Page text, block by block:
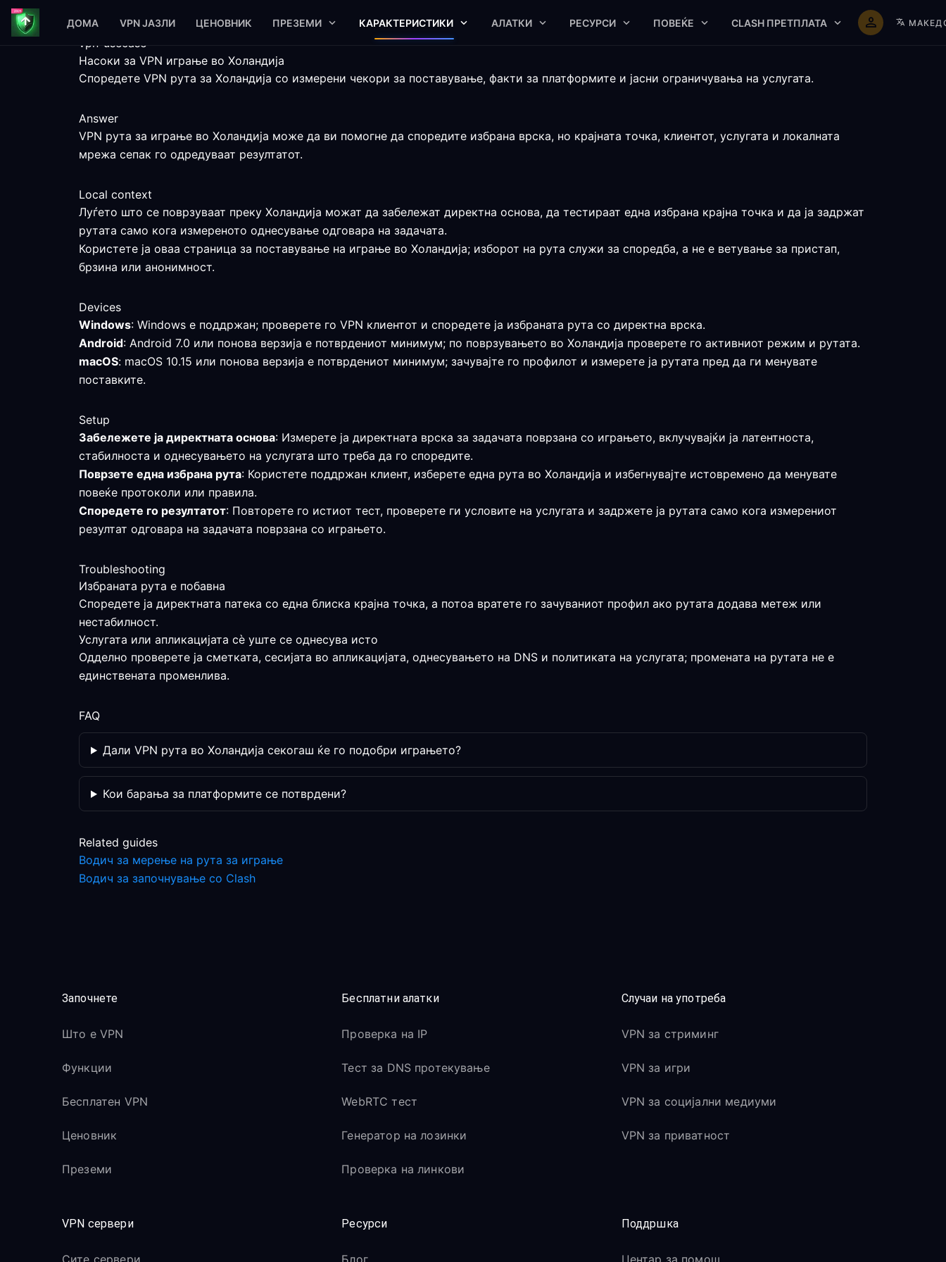
ДОМА VPN ЈАЗЛИ ЦЕНОВНИК ПРЕЗЕМИ КАРАКТЕРИСТИКИ АЛАТКИ РЕСУРСИ ПОВЕЌЕ CLASH ПРЕТПЛАТА
vpn-usecase
Насоки за VPN играње во Холандија
Споредете VPN рута за Холандија со измерени чекори за поставување, факти за платформите и јасни ограничувања на услугата.
Answer
VPN рута за играње во Холандија може да ви помогне да споредите избрана врска, но крајната точка, клиентот, услугата и локалната
мрежа сепак го одредуваат резултатот.
Local context
Луѓето што се поврзуваат преку Холандија можат да забележат директна основа, да тестираат една избрана крајна точка и да ја задржат
рутата само кога измереното однесување одговара на задачата.
Користете ја оваа страница за поставување на играње во Холандија; изборот на рута служи за споредба, а не е ветување за пристап,
брзина или анонимност.
Devices
Windows: Windows е поддржан; проверете го VPN клиентот и споредете ја избраната рута со директна врска.
Android: Android 7.0 или понова верзија е потврдениот минимум; по поврзувањето во Холандија проверете го активниот режим и рутата.
macOS: macOS 10.15 или понова верзија е потврдениот минимум; зачувајте го профилот и измерете ја рутата пред да ги менувате
поставките.
Setup
Забележете ја директната основа: Измерете ја директната врска за задачата поврзана со играњето, вклучувајќи ја латентноста,
стабилноста и однесувањето на услугата што треба да го споредите.
Поврзете една избрана рута: Користете поддржан клиент, изберете една рута во Холандија и избегнувајте истовремено да менувате
повеќе протоколи или правила.
Споредете го резултатот: Повторете го истиот тест, проверете ги условите на услугата и задржете ја рутата само кога измерениот
резултат одговара на задачата поврзана со играњето.
Troubleshooting
Избраната рута е побавна
Споредете ја директната патека со една блиска крајна точка, а потоа вратете го зачуваниот профил ако рутата додава метеж или
нестабилност.
Услугата или апликацијата сè уште се однесува исто
Одделно проверете ја сметката, сесијата во апликацијата, однесувањето на DNS и политиката на услугата; промената на рутата не е
единствената променлива.
FAQ
Дали VPN рута во Холандија секогаш ќе го подобри играњето?
Кои барања за платформите се потврдени?
Related guides
Водич за мерење на рута за играње
Водич за започнување со Clash
Започнете
Што е VPN
Функции
Бесплатен VPN
Ценовник
Преземи
Бесплатни алатки
Проверка на IP
Тест за DNS протекување
WebRTC тест
Генератор на лозинки
Проверка на линкови
Случаи на употреба
VPN за стриминг
VPN за игри
VPN за социјални медиуми
VPN за приватност
VPN сервери
Сите сервери
Ресурси
Блог
Поддршка
Центар за помош